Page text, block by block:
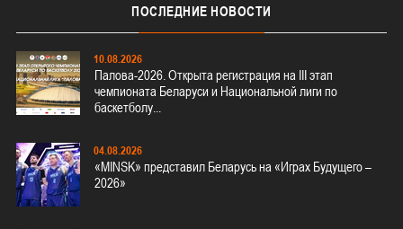
ПОСЛЕДНИЕ НОВОСТИ
10.08.2026
Палова-2026. Открыта регистрация на III этап
чемпионата Беларуси и Национальной лиги по
баскетболу...
04.08.2026
«MINSK» представил Беларусь на «Играх Будущего –
2026»